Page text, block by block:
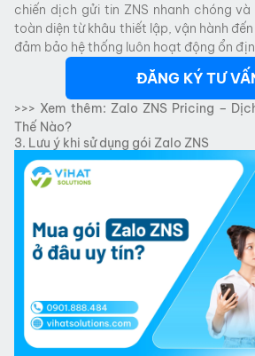
chiến dịch gửi tin ZNS nhanh chóng
toàn diện từ khâu thiết lập, vận hành
đảm bảo hệ thống luôn hoạt động ổn
ĐĂNG KÝ TƯ
>>> Xem thêm: Zalo ZNS Pricing –
Thế Nào?
3. Lưu ý khi sử dụng gói Zalo ZNS